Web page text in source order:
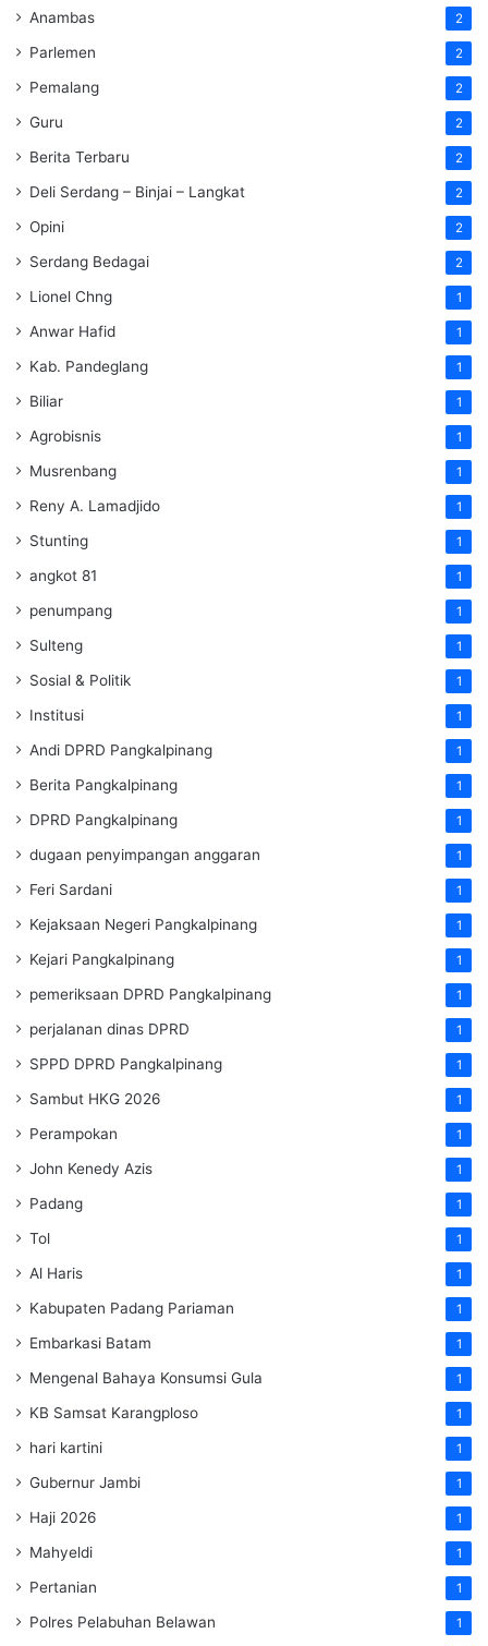
Anambas 2
Parlemen 2
Pemalang 2
Guru 2
Berita Terbaru 2
Deli Serdang – Binjai – Langkat 2
Opini 2
Serdang Bedagai 2
Lionel Chng 1
Anwar Hafid 1
Kab. Pandeglang 1
Biliar 1
Agrobisnis 1
Musrenbang 1
Reny A. Lamadjido 1
Stunting 1
angkot 81 1
penumpang 1
Sulteng 1
Sosial & Politik 1
Institusi 1
Andi DPRD Pangkalpinang 1
Berita Pangkalpinang 1
DPRD Pangkalpinang 1
dugaan penyimpangan anggaran 1
Feri Sardani 1
Kejaksaan Negeri Pangkalpinang 1
Kejari Pangkalpinang 1
pemeriksaan DPRD Pangkalpinang 1
perjalanan dinas DPRD 1
SPPD DPRD Pangkalpinang 1
Sambut HKG 2026 1
Perampokan 1
John Kenedy Azis 1
Padang 1
Tol 1
Al Haris 1
Kabupaten Padang Pariaman 1
Embarkasi Batam 1
Mengenal Bahaya Konsumsi Gula 1
KB Samsat Karangploso 1
hari kartini 1
Gubernur Jambi 1
Haji 2026 1
Mahyeldi 1
Pertanian 1
Polres Pelabuhan Belawan 1